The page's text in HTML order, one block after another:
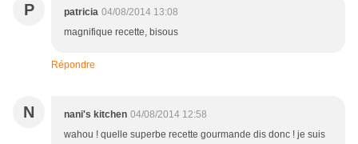
P patricia 04/08/2014 13:08
magnifique recette, bisous
Répondre
N nani's kitchen 04/08/2014 12:58
wahou ! quelle superbe recette gourmande dis donc ! je suis